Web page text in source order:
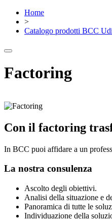
Home
>
Catalogo prodotti BCC
Factoring
Con il factoring
In BCC puoi affidare a un
La nostra consulenza
Ascolto degli obiettivi.
Analisi della situazione e
Panoramica di tutte le
Individuazione della